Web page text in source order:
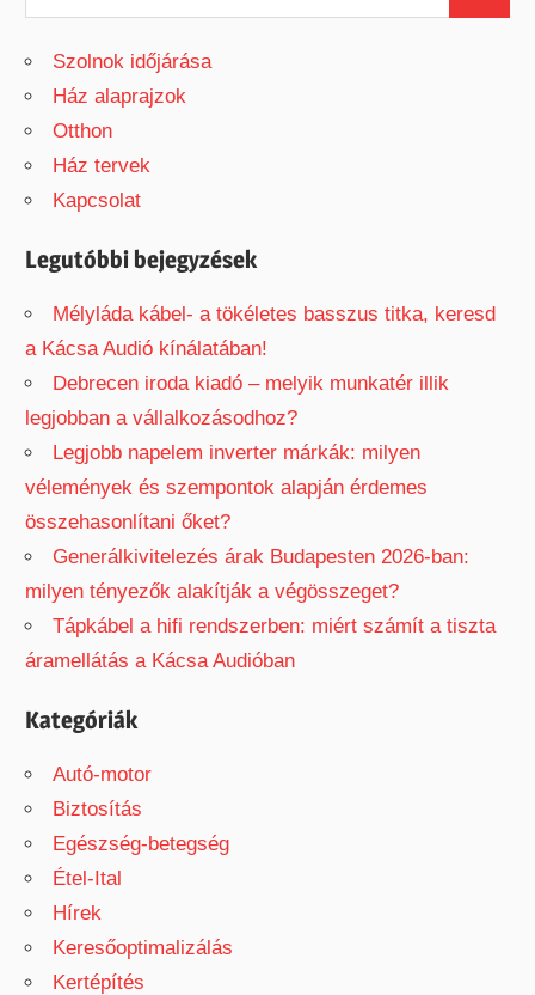
e
r
Szolnok időjárása
Ház alaprajzok
Otthon
Ház tervek
Kapcsolat
Legutóbbi bejegyzések
Mélyláda kábel- a tökéletes basszus titka, keresd
a Kácsa Audió kínálatában!
Debrecen iroda kiadó – melyik munkatér illik
legjobban a vállalkozásodhoz?
Legjobb napelem inverter márkák: milyen
vélemények és szempontok alapján érdemes
összehasonlítani őket?
Generálkivitelezés árak Budapesten 2026-ban:
milyen tényezők alakítják a végösszeget?
Tápkábel a hifi rendszerben: miért számít a tiszta
áramellátás a Kácsa Audióban
Kategóriák
Autó-motor
Biztosítás
Egészség-betegség
Étel-Ital
Hírek
Keresőoptimalizálás
Kertépítés